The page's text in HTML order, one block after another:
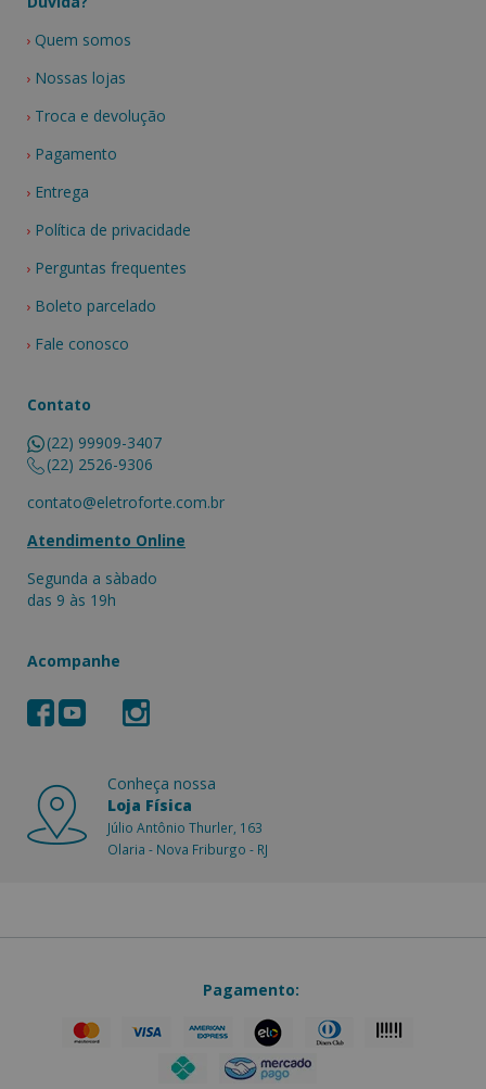
Quem somos
Nossas lojas
Troca e devolução
Pagamento
Entrega
Política de privacidade
Perguntas frequentes
Boleto parcelado
Fale conosco
Contato
(22) 99909-3407
(22) 2526-9306
contato@eletroforte.com.br
Atendimento Online
Segunda a sàbado
das 9 às 19h
Acompanhe
Conheça nossa
Loja Física
Júlio Antônio Thurler, 163
Olaria - Nova Friburgo - RJ
Pagamento: